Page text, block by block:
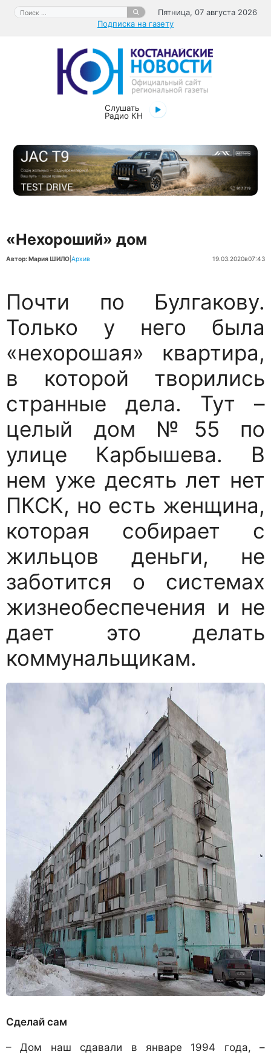
Перейти
содержимому
Поиск:
Пятница, 07 августа 2026
Подписка на газету
Слушать
Радио КН
«Нехороший» дом
Автор: Мария ШИЛО Архив 19.03.2020в07:43
Почти по Булгакову.
Только у него была
«нехорошая» квартира,
в которой творились
странные дела. Тут –
целый дом №55 по
улице Карбышева. В
нем уже десять лет нет
ПКСК, но есть женщина,
которая собирает с
жильцов деньги, не
заботится о системах
жизнеобеспечения и не
дает это делать
коммунальщикам.
Сделай сам
– Дом наш сдавали в январе 1994 года, –